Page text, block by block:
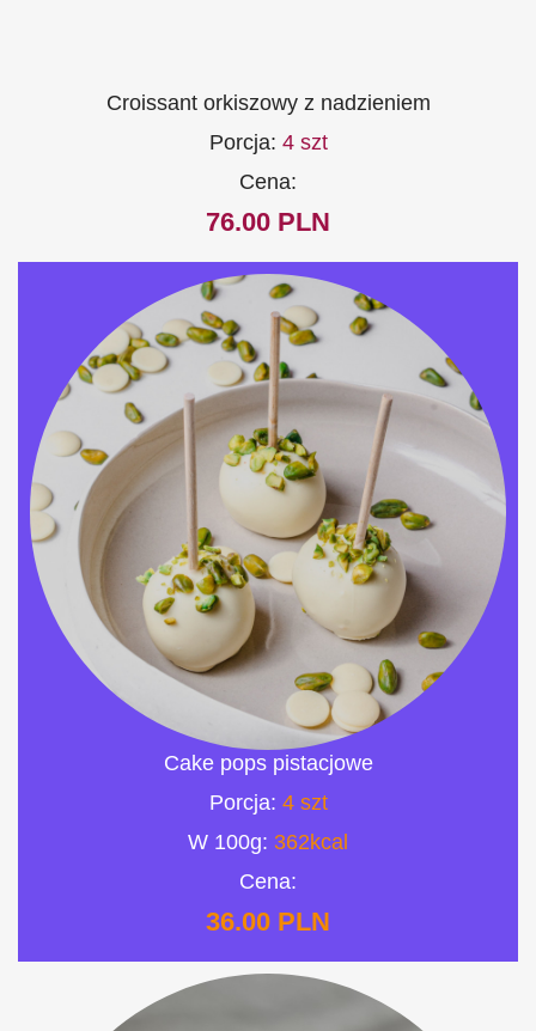
Croissant orkiszowy z nadzieniem
Porcja: 4 szt
Cena:
76.00 PLN
Cake pops pistacjowe
Porcja: 4 szt
W 100g: 362kcal
Cena:
36.00 PLN